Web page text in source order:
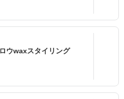
ウwaxスタイリング